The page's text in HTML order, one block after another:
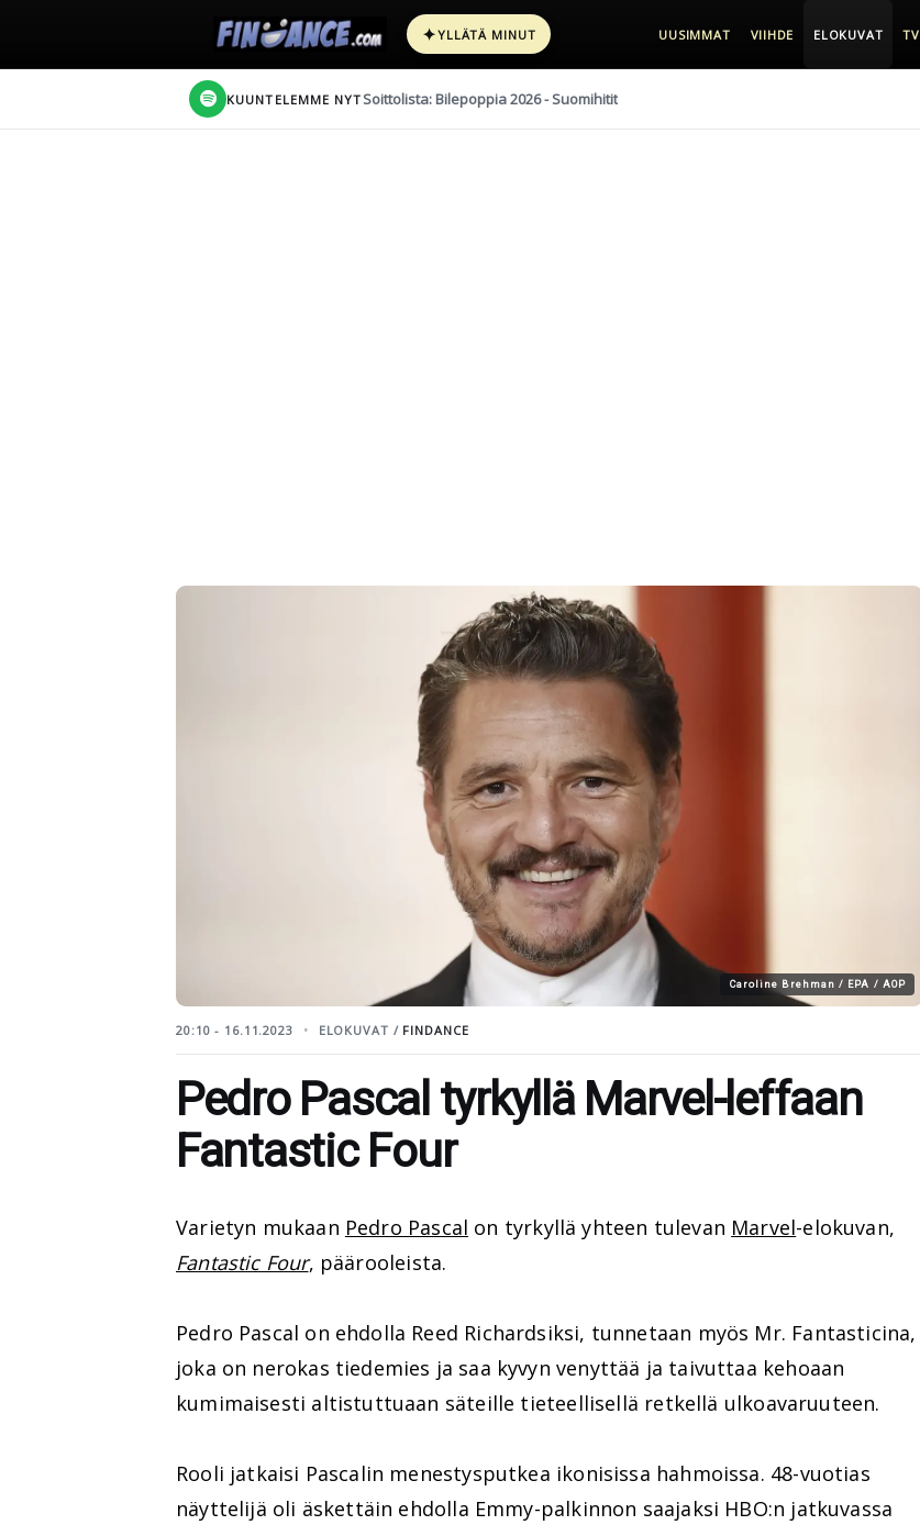
✦YLLÄTÄ MINUT UUSIMMAT VIIHDE ELOKUVAT TV
KUUNTELEMME NYT Soittolista: Bilepoppia 2026 - Suomihitit
Caroline Brehman / EPA / AOP
20:10 - 16.11.2023 ELOKUVAT / FINDANCE
Pedro Pascal tyrkyllä Marvel-leffaan
Fantastic Four
Varietyn mukaan Pedro Pascal on tyrkyllä yhteen tulevan Marvel-elokuvan,
Fantastic Four, päärooleista.
Pedro Pascal on ehdolla Reed Richardsiksi, tunnetaan myös Mr. Fantasticina,
joka on nerokas tiedemies ja saa kyvyn venyttää ja taivuttaa kehoaan
kumimaisesti altistuttuaan säteille tieteellisellä retkellä ulkoavaruuteen.
Rooli jatkaisi Pascalin menestysputkea ikonisissa hahmoissa. 48-vuotias
näyttelijä oli äskettäin ehdolla Emmy-palkinnon saajaksi HBO:n jatkuvassa